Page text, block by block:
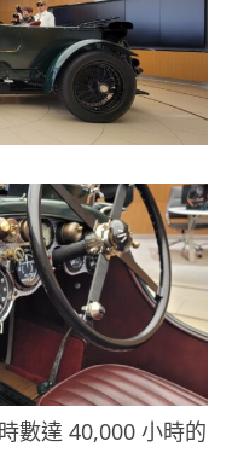
數達 40,000 小時的